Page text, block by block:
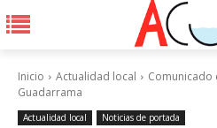
Inicio Actualidad local
Comunicado
Guadarrama
Actualidad local Noticias de portada